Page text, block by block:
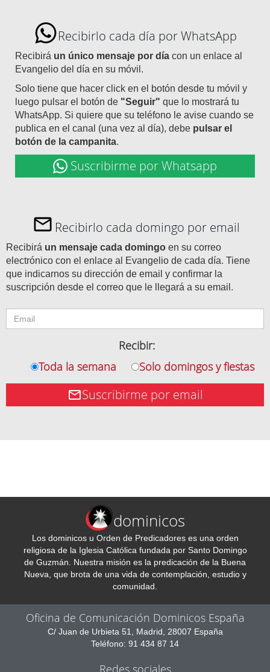
Recibirlo cada día por WhatsApp
Recibirá un único mensaje por día con un enlace al
Evangelio del día en su móvil.
Solo tiene que hacer click en el botón desde tu móvil y
luego pulsar el botón de "Seguir" que lo mostrará tu
WhatsApp. Si quiere que su teléfono le avise cuando se
publica en el canal (una vez al día), debe pulsar el
botón de la campanita.
Suscribirme por Whatsapp
Recibirlo cada domingo por email
Recibirá un mensaje cada domingo en su correo
electrónico con el enlace al Evangelio de cada día. Tiene
que indicarnos su dirección de email y confirmar la
suscripción desde el correo que le llegará a su email.
Recibir:
Toda la semana
Solo domingos y fiestas
Suscribirme por email
dominicos
Los dominicos u Orden de Predicadores es una orden
religiosa de la Iglesia Católica fundada por Santo Domingo
de Guzmán. Nuestra misión es la predicación de la Buena
Nueva, que brota de una vida de contemplación, estudio y
comunidad.
Oficina de Comunicación Dominicos España
C/ Juan de Urbieta 51, Madrid, 28007 España
Teléfono: 91 434 87 14
Redes sociales